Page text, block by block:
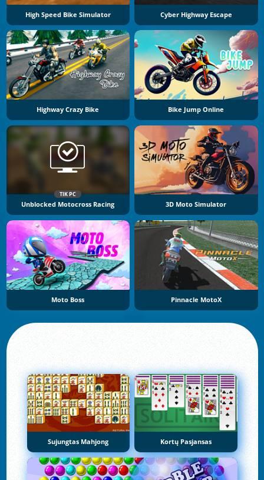
High Speed Bike Simulator Cyber Highway Escape
Highway Crazy Bike Bike Jump Online
TIK PC
Unblocked Motocross Racing 3D Moto Simulator
Moto Boss Pinnacle MotoX
Sujungtas Mahjong Kortų Pasjansas